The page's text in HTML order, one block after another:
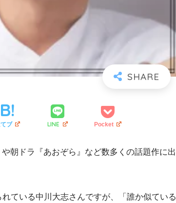
ブ LINE Pocket
朝ドラ『あおぞら』など数多くの話題作に出
ている中川大志さんですが、「誰か似ている